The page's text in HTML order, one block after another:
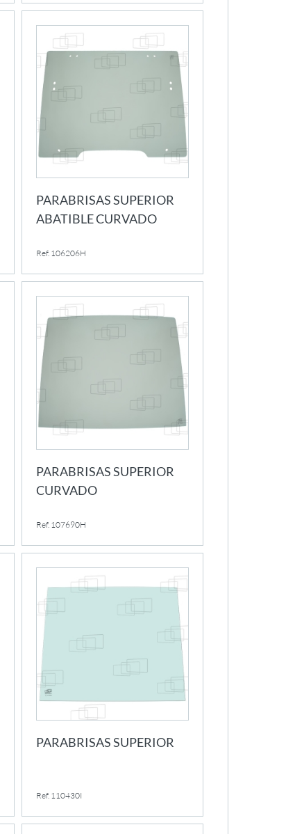
PARABRISAS SUPERIOR
ABATIBLE CURVADO
Ref. 106206H
PARABRISAS SUPERIOR
CURVADO
Ref. 107690H
PARABRISAS SUPERIOR
Ref. 110430I